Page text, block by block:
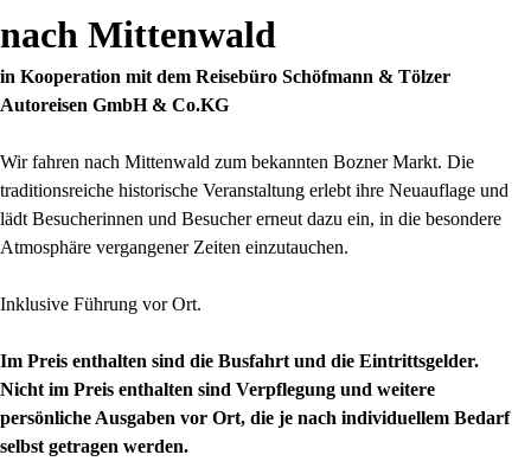
nach Mittenwald
in Kooperation mit dem Reisebüro Schöfmann & Tölzer
Autoreisen GmbH & Co.KG
Wir fahren nach Mittenwald zum bekannten Bozner Markt. Die
traditionsreiche historische Veranstaltung erlebt ihre Neuauflage und
lädt Besucherinnen und Besucher erneut dazu ein, in die besondere
Atmosphäre vergangener Zeiten einzutauchen.
Inklusive Führung vor Ort.
Im Preis enthalten sind die Busfahrt und die Eintrittsgelder.
Nicht im Preis enthalten sind Verpflegung und weitere
persönliche Ausgaben vor Ort, die je nach individuellem Bedarf
selbst getragen werden.